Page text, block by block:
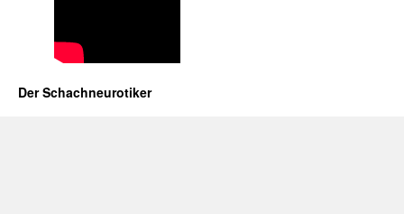
Der Schachneurotiker